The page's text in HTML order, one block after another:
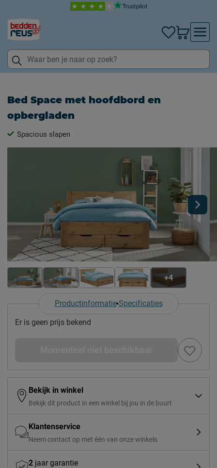
Bed Space met hoofdbord en
opbergladen
Spacious slapen
+4
Productinformatie Specificaties
Er is geen prijs bekend
Bekijk in winkel
Bekijk dit product in een winkel bij jou in de buurt
Klantenservice
Neem contact op met één van onze winkels
2 jaar garantie